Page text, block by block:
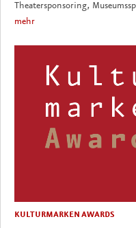
Theatersponsoring,
mehr
KULTURMARKEN AWARDS